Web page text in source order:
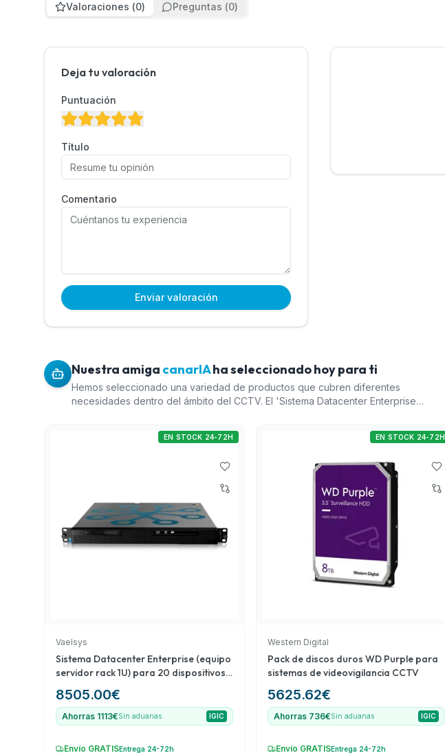
Valoraciones (0) Preguntas (0)
Deja tu valoración
Puntuación
Título
Comentario
Enviar valoración
Nuestra amiga canarIAha seleccionado hoy para ti
Hemos seleccionado una variedad de productos que cubren diferentes
necesidades dentro del ámbito del CCTV. El 'Sistema Datacenter Enterprise'
proyectos. El 'Pack de discos duros WD Purple' (4) es fundamental para
asegurar un almacenamiento confiable en sistemas de videovigilancia. La
calibración precisa de cámaras térmicas. Finalmente, el 'Equipo compacto
endurecido DeepWall ThermAI Dual' (23) destaca por su capacidad de
analítica avanzada en entornos desafiantes, ofreciendo una excelente
relación calidad-precio.
Vaelsys
Sistema Datacenter Enterprise (equipo
servidor rack 1U) para 20 dispositivos
8505.00€
EN STOCK 24-72H
Ahorras 1113€Sin aduanas IGIC
Envío GRATISEntrega 24-72h
Western Digital
Pack de discos duros WD Purple para
sistemas de videovigilancia CCTV
5625.62€
EN STOCK 24-72H
Ahorras 736€Sin aduanas IGIC
Envío GRATISEntrega 24-72h